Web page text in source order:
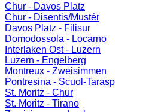
Chur - Davos Platz
Chur - Disentis/Mustér
Davos Platz - Filisur
Domodossola - Locarno
Interlaken Ost - Luzern
Luzern - Engelberg
Montreux - Zweisimmen
Pontresina - Scuol-Tarasp
St. Moritz - Chur
St. Moritz - Tirano